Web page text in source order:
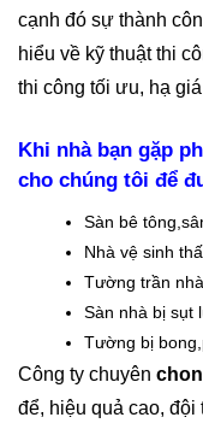
cạnh đó sự thành
hiểu về kỹ thuật thi
thi công tối ưu, hạ
Khi nhà bạn gặp
cho chúng tôi để
Sàn bê
Nhà vệ sinh
Tường trần
Sàn nhà bị sụt
Tường bị
Công ty chuyên
để, hiệu quả cao, đội